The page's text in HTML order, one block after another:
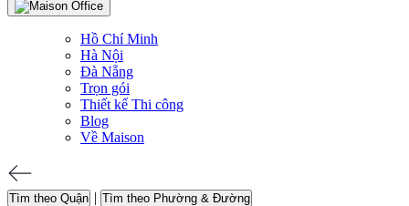
Hồ Chí Minh
Hà Nội
Đà Nẵng
Trọn gói
Thiết kế Thi công
Blog
Về Maison
Tìm theo Quận | Tìm theo Phường & Đường